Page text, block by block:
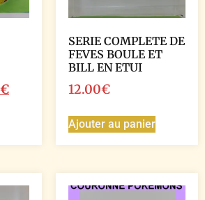
€
SERIE COMPLETE DE
FEVES BOULE ET
BILL EN ETUI
12.00€
Ajouter au panier